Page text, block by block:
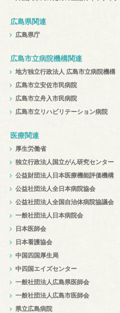
広島県関連
広島県庁
広島市立病院機構関連
地方独立行政法人 広島市立病院機構
広島市立安佐市民病院
広島市立舟入市民病院
広島市立リハビリテーション病院
医療関連
厚生労働省
独立行政法人国立がん研究センター
公益財団法人日本医療機能評価機構
公益社団法人全日本病院協会
公益社団法人全国自治体病院協議会
一般社団法人日本病院会
日本医師会
日本看護協会
中国四国厚生局
中四国エイズセンター
一般社団法人広島県医師会
一般社団法人広島市医師会
県立広島病院